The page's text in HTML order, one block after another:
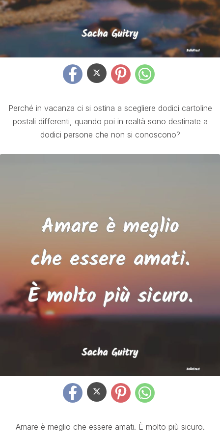
Perché in vacanza ci si ostina a scegliere dodici cartoline
postali differenti, quando poi in realtà sono destinate a
dodici persone che non si conoscono?
Amare è meglio che essere amati. È molto più sicuro.